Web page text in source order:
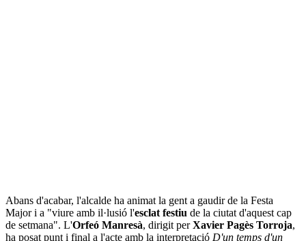
Abans d'acabar, l'alcalde ha animat la gent a gaudir de la Festa
Major i a "viure amb il·lusió l'esclat festiu de la ciutat d'aquest cap
de setmana". L'Orfeó Manresà, dirigit perXavier Pagès Torroja,
ha posat punt i final a l'acte amb la interpretació D'un temps d'un